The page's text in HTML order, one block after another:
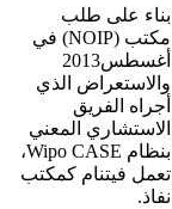
بناء على طلب
مكتب (NOIP) في
أغسطس2013
والاستعراض الذي
أجراه الفريق
الاستشاري المعني
بنظام Wipo CASE،
تعمل فيتنام كمكتب
نفاذ.